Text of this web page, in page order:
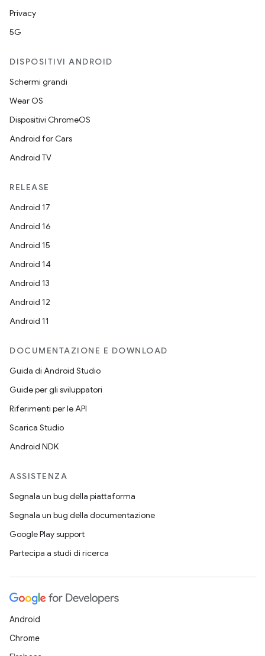
Privacy
5G
DISPOSITIVI ANDROID
Schermi grandi
Wear OS
Dispositivi ChromeOS
Android for Cars
Android TV
RELEASE
Android 17
Android 16
Android 15
Android 14
Android 13
Android 12
Android 11
DOCUMENTAZIONE E DOWNLOAD
Guida di Android Studio
Guide per gli sviluppatori
Riferimenti per le API
Scarica Studio
Android NDK
ASSISTENZA
Segnala un bug della piattaforma
Segnala un bug della documentazione
Google Play support
Partecipa a studi di ricerca
Android
Chrome